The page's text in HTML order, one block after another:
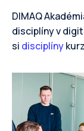
DIMAQ
disciplíny v
si disciplíny